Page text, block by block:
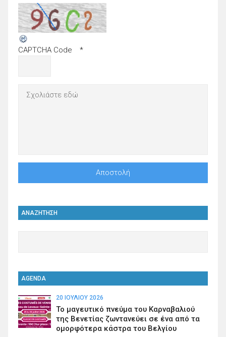
CAPTCHA Code *
ΑΝΑΖΗΤΗΣΗ
AGENDA
20 ΙΟΥΛΊΟΥ 2026
Το μαγευτικό πνεύμα του Καρναβαλιού
της Βενετίας ζωντανεύει σε ένα από τα
ομορφότερα κάστρα του Βελγίου